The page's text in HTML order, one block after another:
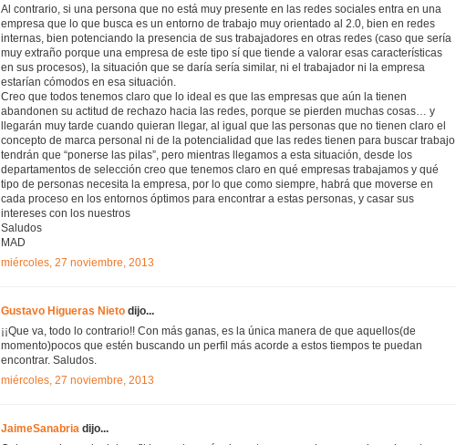
Al contrario, si una persona que no está muy presente en las redes sociales entra en una
empresa que lo que busca es un entorno de trabajo muy orientado al 2.0, bien en redes
internas, bien potenciando la presencia de sus trabajadores en otras redes (caso que sería
muy extraño porque una empresa de este tipo sí que tiende a valorar esas características
en sus procesos), la situación que se daría sería similar, ni el trabajador ni la empresa
estarían cómodos en esa situación.
Creo que todos tenemos claro que lo ideal es que las empresas que aún la tienen
abandonen su actitud de rechazo hacia las redes, porque se pierden muchas cosas… y
llegarán muy tarde cuando quieran llegar, al igual que las personas que no tienen claro el
concepto de marca personal ni de la potencialidad que las redes tienen para buscar trabajo
tendrán que “ponerse las pilas”, pero mientras llegamos a esta situación, desde los
departamentos de selección creo que tenemos claro en qué empresas trabajamos y qué
tipo de personas necesita la empresa, por lo que como siempre, habrá que moverse en
cada proceso en los entornos óptimos para encontrar a estas personas, y casar sus
intereses con los nuestros
Saludos
MAD
miércoles, 27 noviembre, 2013
Gustavo Higueras Nieto dijo...
¡¡Que va, todo lo contrario!! Con más ganas, es la única manera de que aquellos(de
momento)pocos que estén buscando un perfil más acorde a estos tiempos te puedan
encontrar. Saludos.
miércoles, 27 noviembre, 2013
JaimeSanabria dijo...